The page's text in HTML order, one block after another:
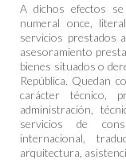
A dichos efectos
numeral once,
servicios prestados
asesoramiento
bienes situados o
República. Quedan
carácter técnico,
administración,
servicios de
internacional,
arquitectura,